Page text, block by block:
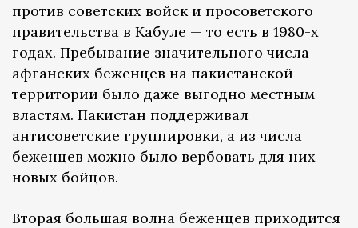
против советских войск и просоветского
правительства в Кабуле — то есть в 1980-х
годах. Пребывание значительного числа
афганских беженцев на пакистанской
территории было даже выгодно местным
властям. Пакистан поддерживал
антисоветские группировки, а из числа
беженцев можно было вербовать для них
новых бойцов.
Вторая большая волна беженцев приходится